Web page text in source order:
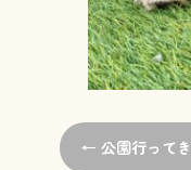
← 公園行って